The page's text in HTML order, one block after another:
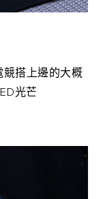
搭上邊的大概
光芒